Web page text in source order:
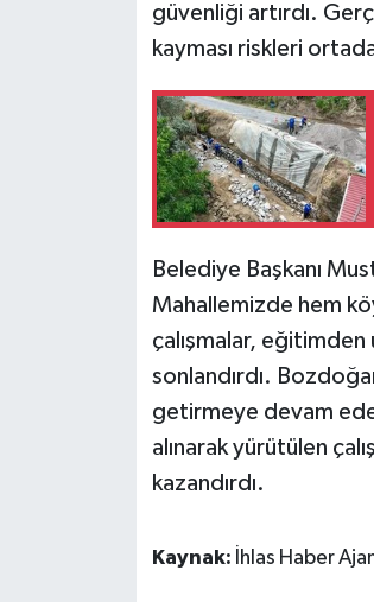
güvenliği artırdı.
kayması riskleri
Belediye Başkanı
Mahallemizde hem
çalışmalar, eğitimden
sonlandırdı.
getirmeye devam
alınarak yürütülen
kazandırdı.
Kaynak: İhlas Haber